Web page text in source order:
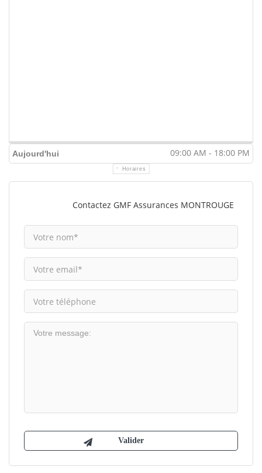
Aujourd'hui 09:00 AM - 18:00 PM
Horaires
Contactez GMF Assurances MONTROUGE